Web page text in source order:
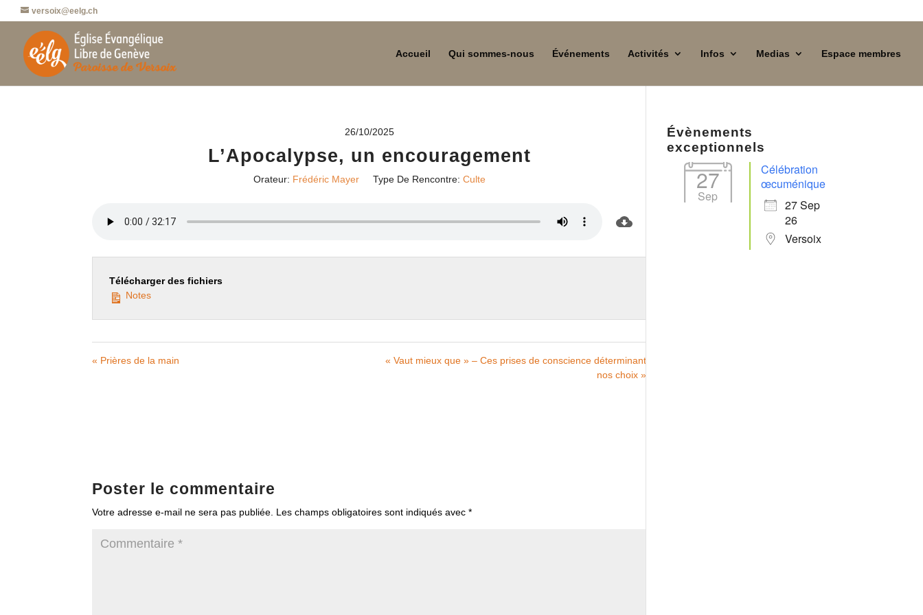
versoix@eelg.ch
Accueil Qui sommes-nous Événements Activités Infos Medias Espace membres
26/10/2025
L’Apocalypse, un encouragement
Orateur: Frédéric Mayer Type De Rencontre: Culte
Télécharger des fichiers
Notes
« Prières de la main
« Vaut mieux que » – Ces prises de conscience déterminant
nos choix »
Poster le commentaire
Votre adresse e-mail ne sera pas publiée. Les champs obligatoires sont indiqués avec*
Évènements
exceptionnels
27
Sep
Célébration
œcuménique
27 Sep
26
Versoix